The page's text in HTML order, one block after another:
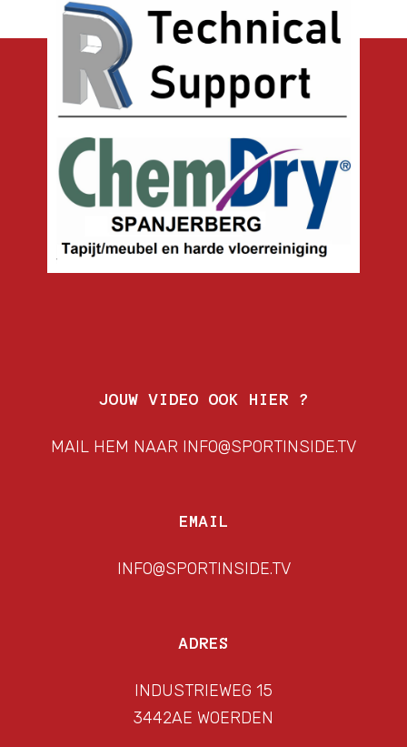
JOUW VIDEO OOK HIER ?
MAIL HEM NAAR INFO@SPORTINSIDE.TV
EMAIL
INFO@SPORTINSIDE.TV
ADRES
INDUSTRIEWEG 15
3442AE WOERDEN